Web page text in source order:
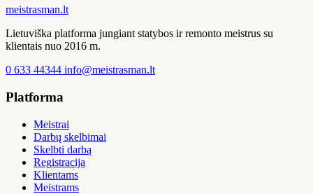
meistrasman.lt
Lietuviška platforma jungiant statybos ir remonto meistrus su
klientais nuo 2016 m.
0 633 44344 info@meistrasman.lt
Platforma
Meistrai
Darbų skelbimai
Skelbti darbą
Registracija
Klientams
Meistrams